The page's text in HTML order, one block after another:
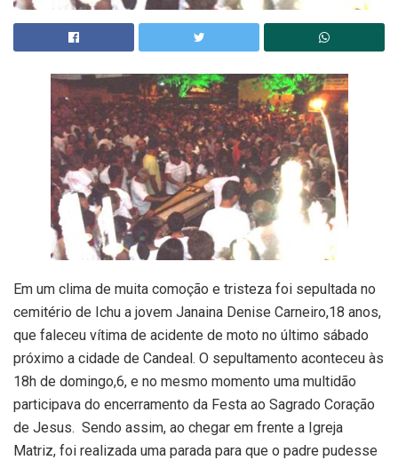
Em um clima de muita comoção e tristeza foi sepultada no
cemitério de Ichu a jovem Janaina Denise Carneiro,18 anos,
que faleceu vítima de acidente de moto no último sábado
próximo a cidade de Candeal. O sepultamento aconteceu às
18h de domingo,6, e no mesmo momento uma multidão
participava do encerramento da Festa ao Sagrado Coração
de Jesus. Sendo assim, ao chegar em frente a Igreja
Matriz, foi realizada uma parada para que o padre pudesse